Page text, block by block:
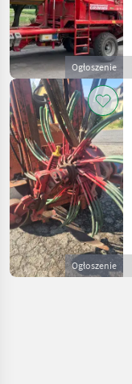
Ogłoszenie
Ogłoszenie